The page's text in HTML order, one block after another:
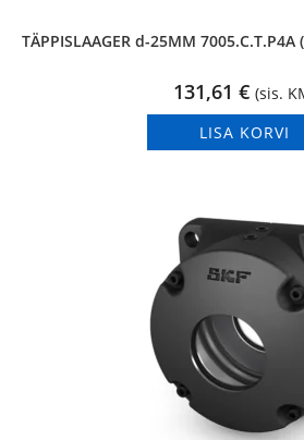
TÄPPISLAAGER d-25MM 7005.C.T.P4A
131,61 € (sis.
LISA KORVI